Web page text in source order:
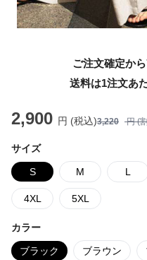
ご注文確定か
送料は1注文あ
2,900 円 (税込)3,220 円 (
サイズ
S M L
4XL 5XL
カラー
ブラック ブラウン